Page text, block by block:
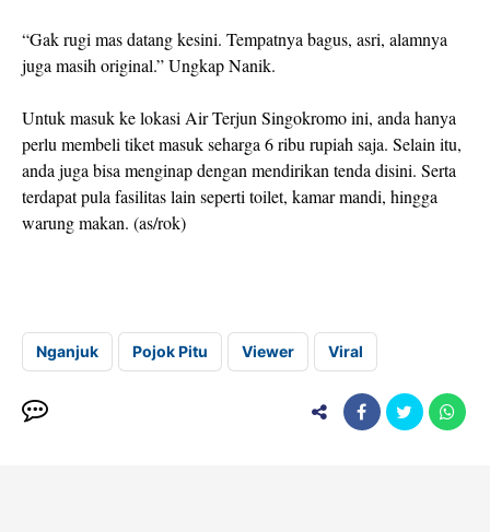
“Gak rugi mas datang kesini. Tempatnya bagus, asri, alamnya
juga masih original.” Ungkap Nanik.
Untuk masuk ke lokasi Air Terjun Singokromo ini, anda hanya
perlu membeli tiket masuk seharga 6 ribu rupiah saja. Selain itu,
anda juga bisa menginap dengan mendirikan tenda disini. Serta
terdapat pula fasilitas lain seperti toilet, kamar mandi, hingga
warung makan. (as/rok)
Nganjuk Pojok Pitu Viewer Viral